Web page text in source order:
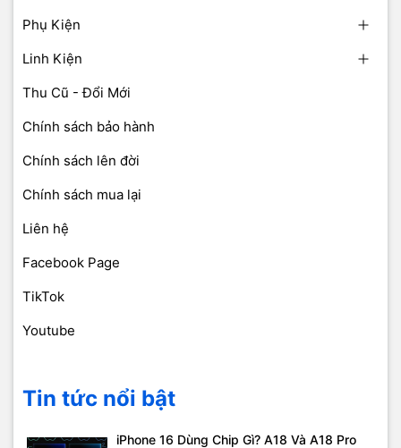
Phụ Kiện
Linh Kiện
Thu Cũ - Đổi Mới
Chính sách bảo hành
Chính sách lên đời
Chính sách mua lại
Liên hệ
Facebook Page
TikTok
Youtube
Tin tức nổi bật
iPhone 16 Dùng Chip Gì? A18 Và A18 Pro